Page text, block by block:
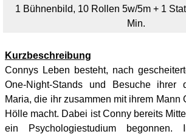
1 Bühnenbild, 10 Rollen 5w/5m + 1
Min.
Kurzbeschreibung
Connys Leben besteht, nach
One-Night-Stands und Besuche ihrer
Maria, die ihr zusammen mit ihrem Mann
Hölle macht. Dabei ist Conny bereits
ein Psychologiestudium